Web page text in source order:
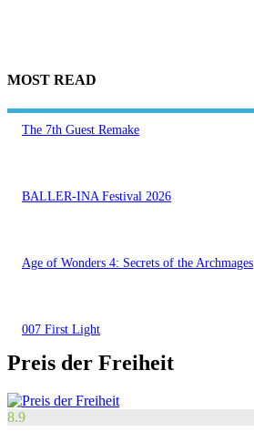
MOST READ
The 7th Guest Remake
BALLER-INA Festival 2026
Age of Wonders 4: Secrets of the Archmages
007 First Light
Preis der Freiheit
8.9